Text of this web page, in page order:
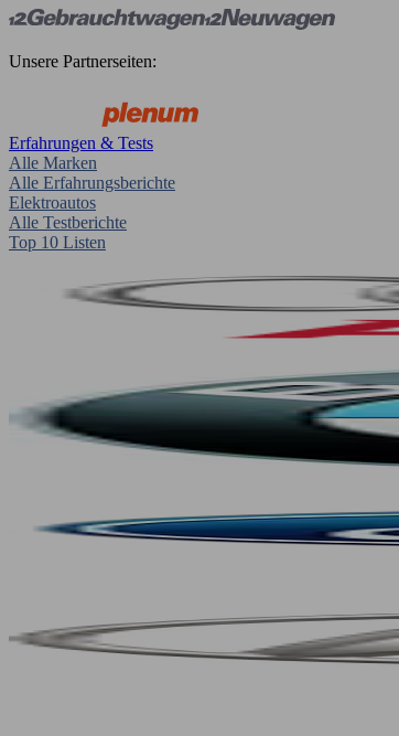
Unsere Partnerseiten:
Erfahrungen & Tests
Alle Marken
Alle Erfahrungsberichte
Elektroautos
Alle Testberichte
Top 10 Listen